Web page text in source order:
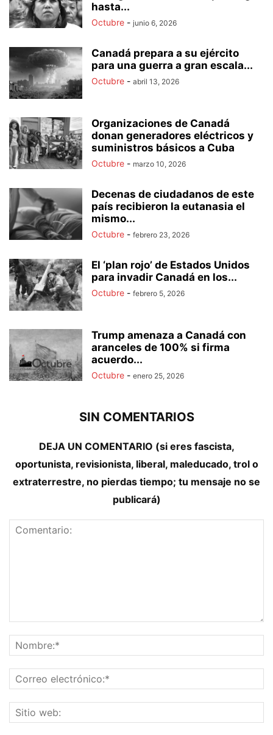
hasta...
Octubre - junio 6, 2026
Canadá prepara a su ejército
para una guerra a gran escala...
Octubre - abril 13, 2026
Organizaciones de Canadá
donan generadores eléctricos y
suministros básicos a Cuba
Octubre - marzo 10, 2026
Decenas de ciudadanos de este
país recibieron la eutanasia el
mismo...
Octubre - febrero 23, 2026
El ‘plan rojo’ de Estados Unidos
para invadir Canadá en los...
Octubre - febrero 5, 2026
Trump amenaza a Canadá con
aranceles de 100% si firma
acuerdo...
Octubre - enero 25, 2026
SIN COMENTARIOS
DEJA UN COMENTARIO (si eres fascista,
oportunista, revisionista, liberal, maleducado, trol o
extraterrestre, no pierdas tiempo; tu mensaje no se
publicará)